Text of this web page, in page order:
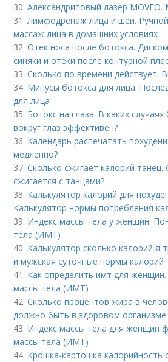
30.Александритовый лазер MOVEO.
31.Лимфодренаж лица и шеи.
массаж лица в домашних условиях
32.Отек носа после ботокса.
синяки и отеки после контурной
33.Сколько по времени действует.
34. Минусы ботокса для лица.
для лица
35. Ботокс на глаза. В каких
вокруг глаз эффективен?
36. Календарь распечатать
медленно?
37.Сколько сжигает калорий танец.
сжигается с танцами?
38. Калькулятор калорий для
Калькулятор нормы потребления
39. Индекс массы тела у женщин.
тела (ИМТ)
40. Калькулятор сколько калорий я
и мужская суточные нормы калорий
41. Как определить имт для
массы тела (ИМТ)
42.Сколько процентов жира в
должно быть в здоровом организме
43. Индекс массы тела для женщин
массы тела (ИМТ)
44. Крошка-картошка калорийность